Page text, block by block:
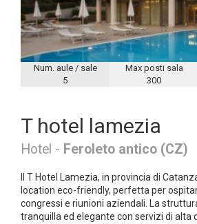
Num. aule / sale
5
Max posti sala
300
T hotel lamezia
Hotel - Feroleto antico (CZ)
Il T Hotel Lamezia, in provincia di
location eco-friendly, perfetta per
congressi e riunioni aziendali. La
tranquilla ed elegante con servizi di alta